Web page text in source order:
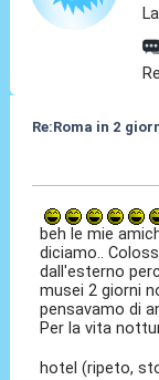
Re:Roma in 2
beh le mie
diciamo..
dall'esterno
musei 2 giorni
pensavamo di
Per la vita
hotel (ripeto,